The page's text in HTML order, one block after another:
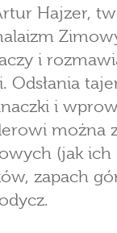
Hajzer,
i
Odsłania
i
można
(jak ich
zapach